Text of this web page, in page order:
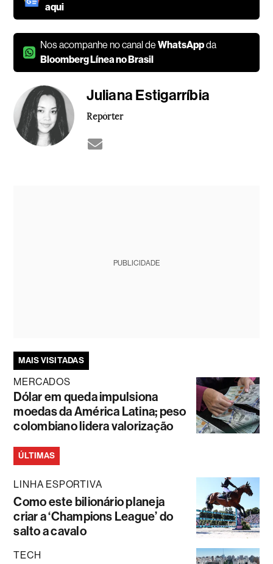
aqui
Nos acompanhe no canal deWhatsAppda
Bloomberg Línea no Brasil
Juliana Estigarríbia
Repórter
PUBLICIDADE
MAIS VISITADAS
MERCADOS
Dólar em queda impulsiona
moedas da América Latina; peso
colombiano lidera valorização
ÚLTIMAS
LINHA ESPORTIVA
Como este bilionário planeja
criar a ‘Champions League’ do
salto a cavalo
TECH